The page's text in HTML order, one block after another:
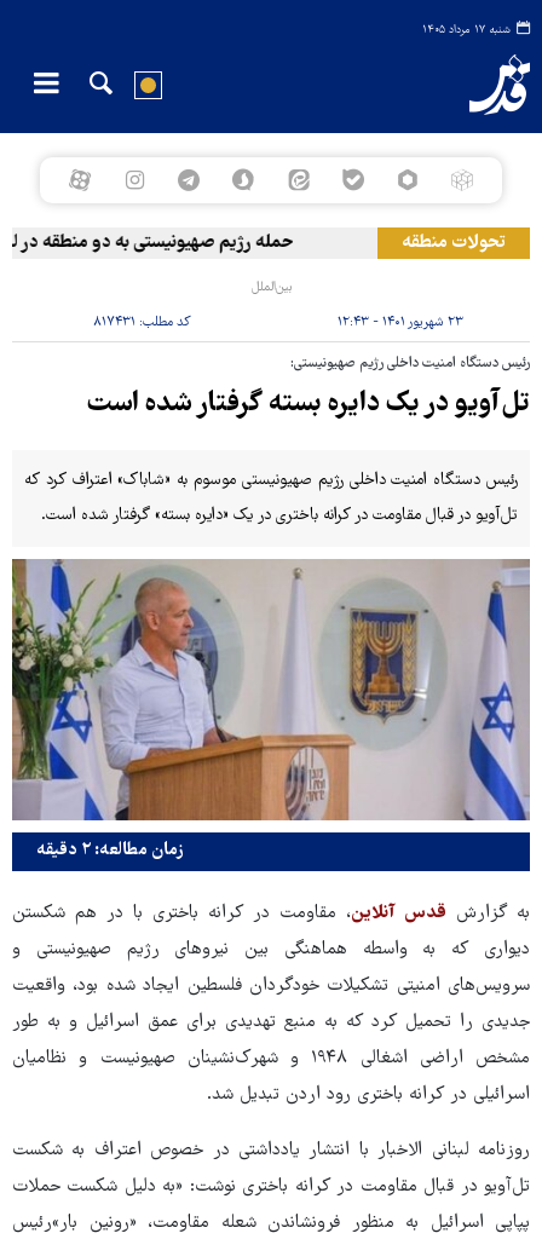
شنبه ۱۷ مرداد ۱۴۰۵
تحولات منطقه حمله رژیم صهیونیستی به دو منطقه در لبنان
بین‌الملل
۲۳ شهریور ۱۴۰۱ - ۱۲:۴۳ کد مطلب: ۸۱۷۴۳۱
رئیس دستگاه امنیت داخلی رژیم صهیونیستی:
تل‌آویو در یک دایره بسته گرفتار شده است
رئیس دستگاه امنیت داخلی رژیم صهیونیستی موسوم به «شاباک» اعتراف کرد که
تل‌آویو در قبال مقاومت در کرانه باختری در یک «دایره بسته» گرفتار شده است.
زمان مطالعه: ۲ دقیقه
به گزارش قدس آنلاین، مقاومت در کرانه باختری با در هم شکستن
دیواری که به واسطه هماهنگی بین نیروهای رژیم صهیونیستی و
سرویس‌های امنیتی تشکیلات خودگردان فلسطین ایجاد شده بود، واقعیت
جدیدی را تحمیل کرد که به منبع تهدیدی برای عمق اسرائیل و به طور
مشخص اراضی اشغالی ۱۹۴۸ و شهرک‌نشینان صهیونیست و نظامیان
اسرائیلی در کرانه باختری رود اردن تبدیل شد.
روزنامه لبنانی الاخبار با انتشار یادداشتی در خصوص اعتراف به شکست
تل‌آویو در قبال مقاومت در کرانه باختری نوشت: «به دلیل شکست حملات
پپاپی اسرائیل به منظور فرونشاندن شعله مقاومت، «رونین بار»رئیس